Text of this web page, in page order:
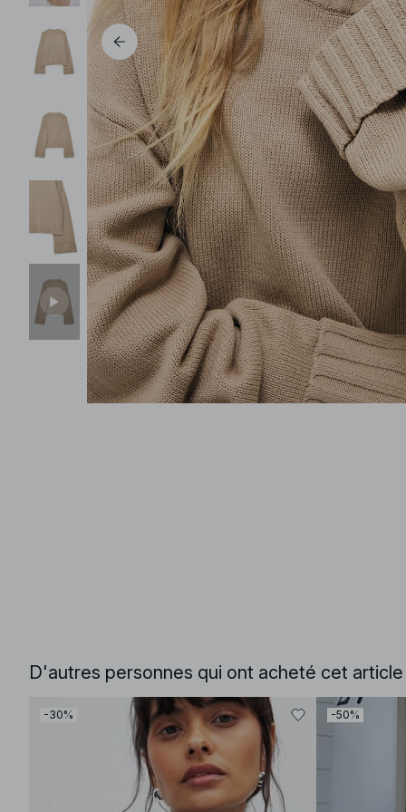
Pantalons
D'autres personnes qui ont acheté cet
-30% -50%